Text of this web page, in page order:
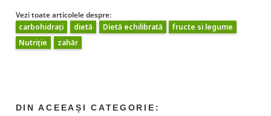
Vezi toate articolele despre:
carbohidrați
dietă Dietă echilibrată
fructe si legume
Nutriție
zahăr